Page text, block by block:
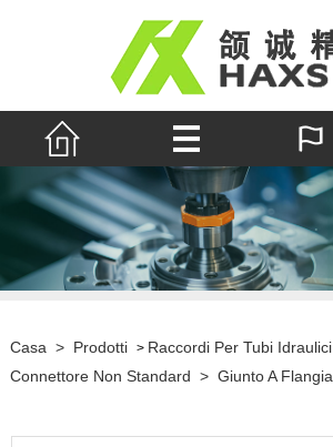
Casa > Prodotti > Raccordi Per Tubi Idraulici
Connettore Non Standard > Giunto A Flangia